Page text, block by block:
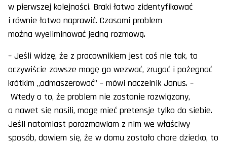
w pierwszej kolejności. Braki łatwo zidentyfikować
i równie łatwo naprawić. Czasami problem
można wyeliminować jedną rozmową.
– Jeśli widzę, że z pracownikiem jest coś nie tak, to
oczywiście zawsze mogę go wezwać, zrugać i pożegnać
krótkim „odmaszerować” – mówi naczelnik Janus. –
Wtedy o to, że problem nie zostanie rozwiązany,
a nawet się nasili, mogę mieć pretensje tylko do siebie.
Jeśli natomiast porozmawiam z nim we właściwy
sposób, dowiem się, że w domu zostało chore dziecko, to